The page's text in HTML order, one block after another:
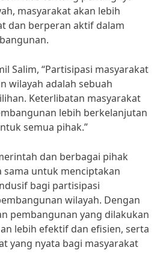
masyarakat akan lebih
dan berperan aktif dalam
Salim, “Partisipasi masyarakat
wilayah adalah sebuah
Keterlibatan masyarakat
lebih berkelanjutan
semua pihak.”
dan berbagai pihak
untuk menciptakan
bagi partisipasi
wilayah. Dengan
pembangunan yang dilakukan
lebih efektif dan efisien, serta
yang nyata bagi masyarakat